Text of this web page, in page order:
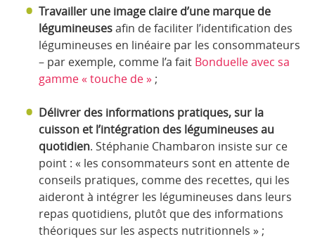
Travailler une image claire d’une marque de
légumineusesafin de faciliter l’identification des
légumineuses en linéaire par les consommateurs
– par exemple, comme l’a fait Bonduelle avec sa
gamme « touche de » ;
Délivrer des informations pratiques, sur la
cuisson et l’intégration des légumineuses au
quotidien. Stéphanie Chambaron insiste sur ce
point : « les consommateurs sont en attente de
conseils pratiques, comme des recettes, qui les
aideront à intégrer les légumineuses dans leurs
repas quotidiens, plutôt que des informations
théoriques sur les aspects nutritionnels » ;